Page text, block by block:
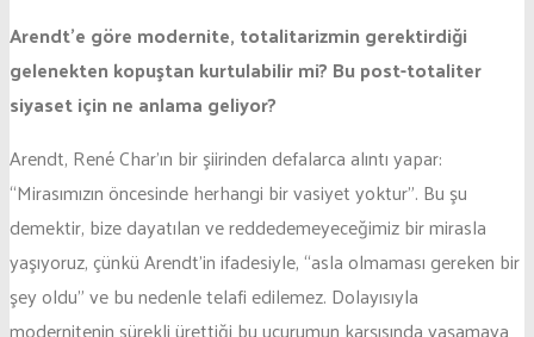
Arendt’e göre modernite, totalitarizmin gerektirdiği
gelenekten kopuştan kurtulabilir mi? Bu post-totaliter
siyaset için ne anlama geliyor?
Arendt, René Char’ın bir şiirinden defalarca alıntı yapar:
“Mirasımızın öncesinde herhangi bir vasiyet yoktur”. Bu şu
demektir, bize dayatılan ve reddedemeyeceğimiz bir mirasla
yaşıyoruz, çünkü Arendt’in ifadesiyle, “asla olmaması gereken bir
şey oldu” ve bu nedenle telafi edilemez. Dolayısıyla